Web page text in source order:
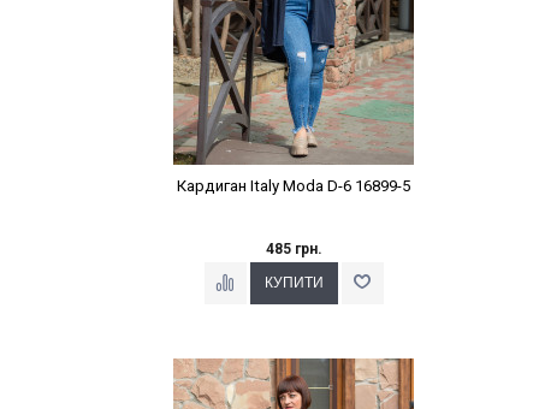
Кардиган Italy Moda D-6 16899-5
485 грн.
Наклейки Варіант з %